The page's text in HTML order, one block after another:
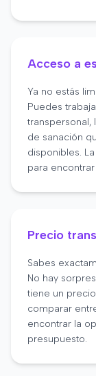
Acceso a
Ya no estás
Puedes
transpersonal,
de sanación
disponibles.
para
Precio
Sabes
No hay
tiene un
comparar
encontrar la
presupuesto.